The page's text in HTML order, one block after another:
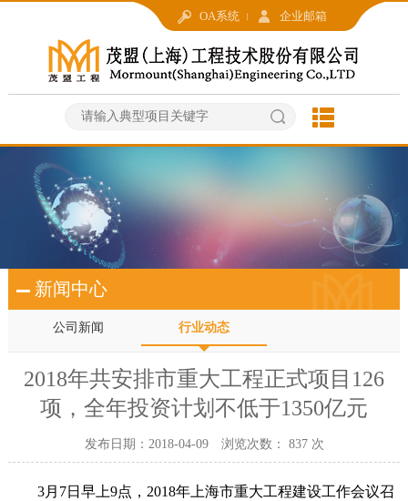
OA系统 企业邮箱
新闻中心
公司新闻 行业动态
2018年共安排市重大工程正式项目126
项，全年投资计划不低于1350亿元
发布日期：2018-04-09 浏览次数： 837次
3月 7日早上9点， 2018年上海市重大工程建设工作会议召